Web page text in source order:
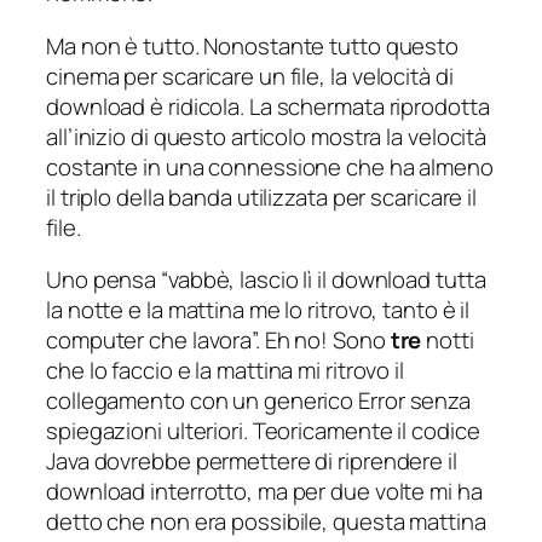
Ma non è tutto. Nonostante tutto questo
cinema per scaricare un file, lavelocitàdi
download è ridicola. La schermata riprodotta
all’inizio di questo articolo mostra la velocità
costante in una connessione che ha almeno
il triplo della banda utilizzata per scaricare il
file.
Uno pensa “vabbè, lascio lì il download tutta
la notte e la mattina me lo ritrovo, tanto è il
computer che lavora”. Eh no! Sonotrenotti
che lo faccio e la mattina mi ritrovo il
collegamento con un generico Errorsenza
spiegazioni ulteriori. Teoricamente il codice
Java dovrebbe permettere di riprendere il
download interrotto, ma per due volte mi ha
detto che non era possibile, questa mattina